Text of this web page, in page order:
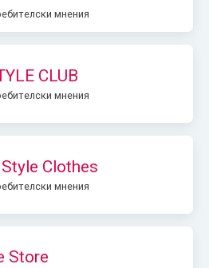
мнения
CLUB
мнения
Clothes
мнения
Store